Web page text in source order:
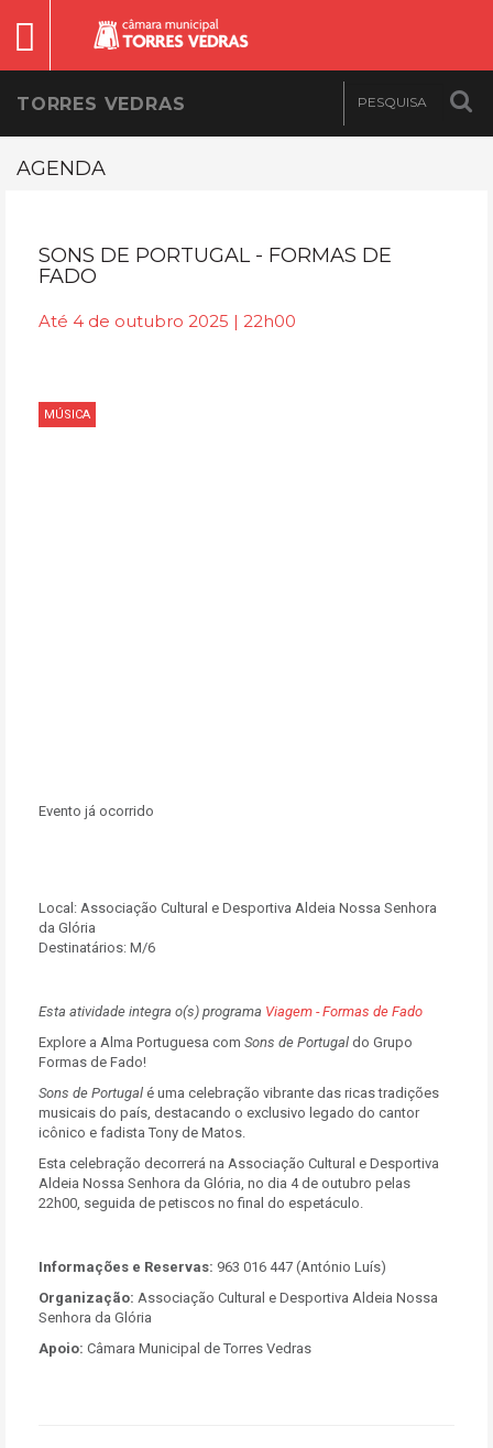
TORRES VEDRAS
AGENDA
SONS DE PORTUGAL - FORMAS DE
FADO
Até 4 de outubro 2025 | 22h00
MÚSICA
Evento já ocorrido
Local: Associação Cultural e Desportiva Aldeia Nossa Senhora
da Glória
Destinatários: M/6
Esta atividade integra o(s) programa Viagem - Formas de Fado
Explore a Alma Portuguesa com Sons de Portugal do Grupo
Formas de Fado!
Sons de Portugal é uma celebração vibrante das ricas tradições
musicais do país, destacando o exclusivo legado do cantor
icônico e fadista Tony de Matos.
Esta celebração decorrerá na Associação Cultural e Desportiva
Aldeia Nossa Senhora da Glória, no dia 4 de outubro pelas
22h00, seguida de petiscos no final do espetáculo.
Informações e Reservas: 963 016 447 (António Luís)
Organização: Associação Cultural e Desportiva Aldeia Nossa
Senhora da Glória
Apoio: Câmara Municipal de Torres Vedras